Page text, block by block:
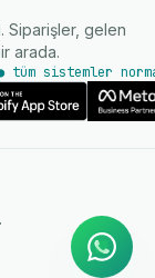
Siparişler, gelen
arada.
tüm sistemler